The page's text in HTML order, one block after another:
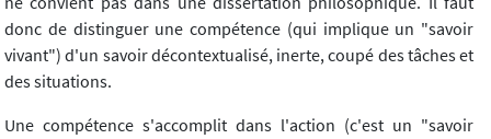
donc de distinguer une compétence (qui implique un "savoir
vivant") d'un savoir décontextualisé, inerte, coupé des tâches et
des situations.
Une compétence s'accomplit dans l'action (c'est un "savoir